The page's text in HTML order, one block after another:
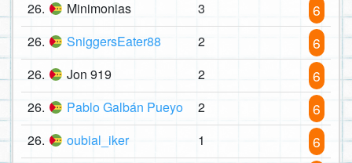
26. Minimonias 3 6
26. SniggersEater88 2 6
26. Jon 919 2 6
26. Pablo Galbán Pueyo 2 6
26. oubial_iker 1 6